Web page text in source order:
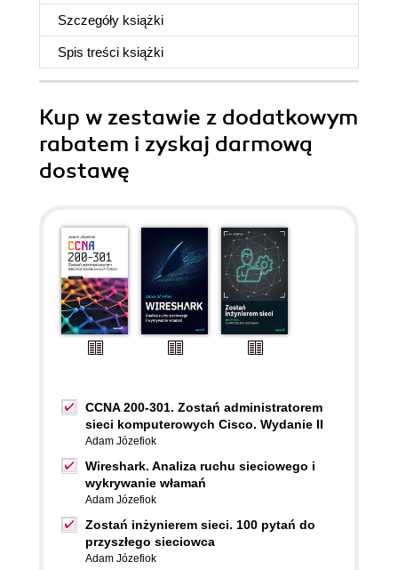
Szczegóły książki
Spis treści książki
Kup w zestawie z dodatkowym
rabatem i zyskaj darmową
dostawę
CCNA 200-301. Zostań administratorem
sieci komputerowych Cisco. Wydanie II
Adam Józefiok
Wireshark. Analiza ruchu sieciowego i
wykrywanie włamań
Adam Józefiok
Zostań inżynierem sieci. 100 pytań do
przyszłego sieciowca
Adam Józefiok